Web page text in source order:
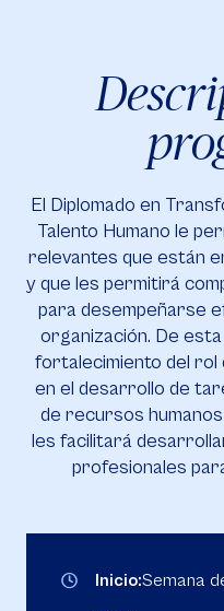
El Diplomado en
Talento Humano le
relevantes que están
y que les permitirá
para desempeñarse
organización. De
fortalecimiento del rol
en el desarrollo de
de recursos
les facilitará
profesionales
Inicio:Semana